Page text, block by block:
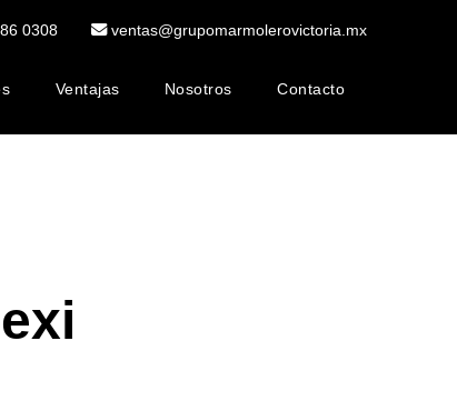
0308 ventas@grupomarmolerovictoria.mx
Marmol
Pisos
Ventajas Nosotros Contacto